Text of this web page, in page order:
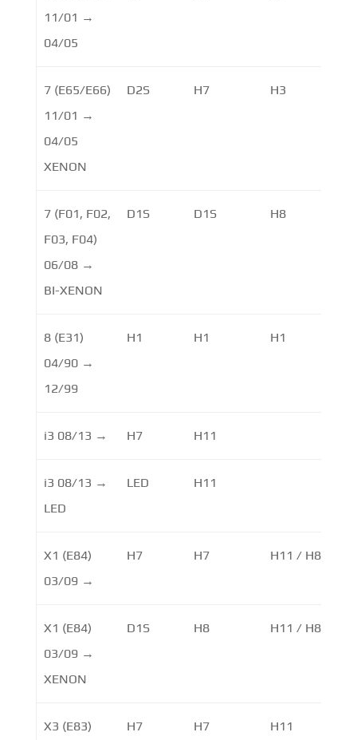
11/01 →
04/05
7 (E65/E66)
11/01 →
04/05
XENON
D2S H7 H3
7 (F01, F02,
F03, F04)
06/08 →
BI-XENON
D1S D1S H8
8 (E31)
04/90 →
12/99
H1 H1 H1
i3 08/13 → H7 H11
i3 08/13 →
LED
LED H11
X1 (E84)
03/09 →
H7 H7 H11 / H8
X1 (E84)
03/09 →
XENON
D1S H8 H11 / H8
X3 (E83)
H7 H7 H11